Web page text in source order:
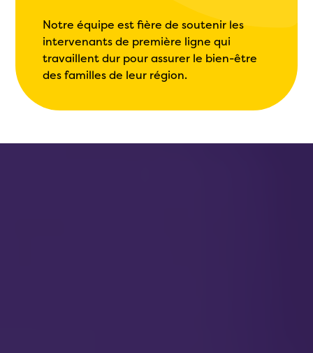
Notre équipe est fière de soutenir les
intervenants de première ligne qui
travaillent dur pour assurer le bien-être
des familles de leur région.